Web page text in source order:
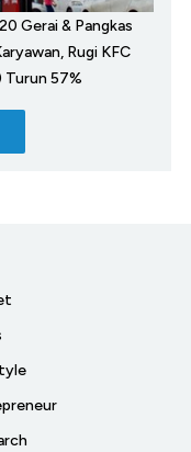
Gerai & Pangkas
Rugi KFC
Turun 57%